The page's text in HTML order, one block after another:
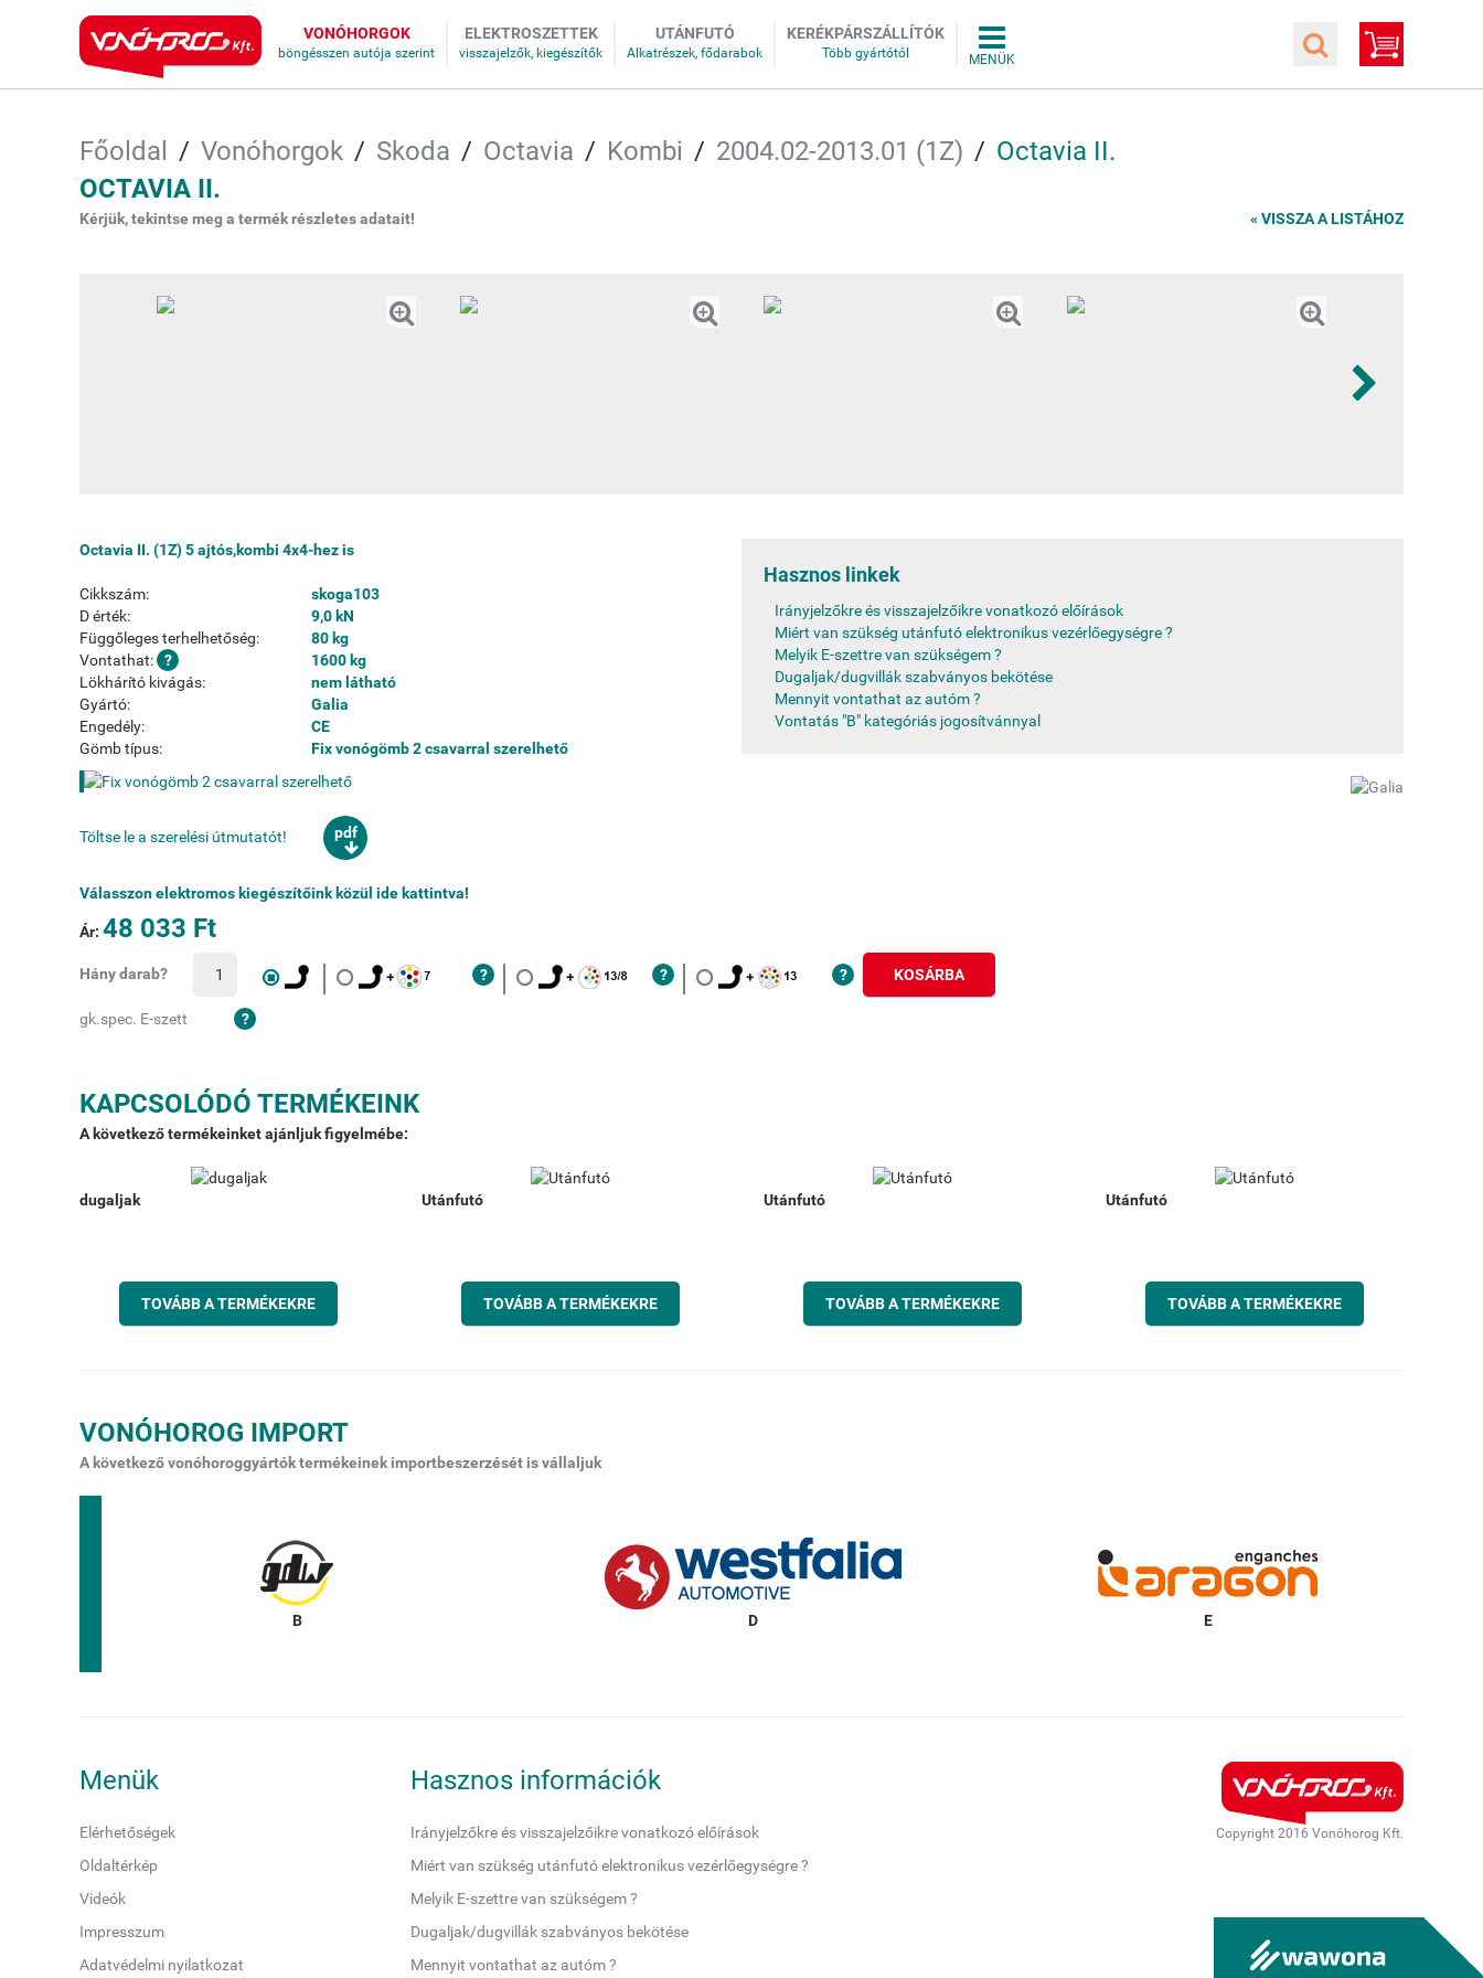
VONÓHORGOK ELEKTROSZETTEK UTÁNFUTÓ KERÉKPÁRSZÁLLÍTÓK
Főoldal Vonóhorgok Skoda Octavia Kombi 2004.02-2013.01 (1Z)
Octavia II.
OCTAVIA II.
Kérjük, tekintse meg a termék részletes adatait! « VISSZA A LISTÁHOZ
Octavia II. (1Z) 5 ajtós,kombi 4x4-hez is
Cikkszám:
skoga103
D érték:
9,0 kN
Függőleges terhelhetőség:
80 kg
Vontathat:
1600 kg
Lökhárító kivágás:
nem látható
Gyártó:
Galia
Engedély:
CE
Gömb típus:
Fix vonógömb 2 csavarral szerelhető
Töltse le a szerelési útmutatót! pdf
Hasznos linkek
Irányjelzőkre és visszajelzőikre vonatkozó előírások
Miért van szükség utánfutó elektronikus vezérlőegységre ?
Melyik E-szettre van szükségem ?
Dugaljak/dugvillák szabványos bekötése
Mennyit vontathat az autóm ?
Vontatás "B" kategóriás jogosítvánnyal
Válasszon elektromos kiegészítőink közül ide kattintva!
Ár: 48 033 Ft
Hány darab? KOSÁRBA
gk.spec. E-szett
KAPCSOLÓDÓ TERMÉKEINK
A következő termékeinket ajánljuk figyelmébe:
dugaljak
TOVÁBB A TERMÉKEKRE
Utánfutó
TOVÁBB A TERMÉKEKRE
Utánfutó
TOVÁBB A TERMÉKEKRE
Utánfutó
TOVÁBB A TERMÉKEKRE
VONÓHOROG IMPORT
A következő vonóhoroggyártók termékeinek importbeszerzését is vállaljuk
Menük
Elérhetőségek
Oldaltérkép
Videók
Impresszum
Adatvédelmi nyilatkozat
Hasznos információk
Irányjelzőkre és visszajelzőikre vonatkozó előírások
Miért van szükség utánfutó elektronikus vezérlőegységre ?
Melyik E-szettre van szükségem ?
Dugaljak/dugvillák szabványos bekötése
Mennyit vontathat az autóm ?
Copyright 2016 Vonóhorog Kft.